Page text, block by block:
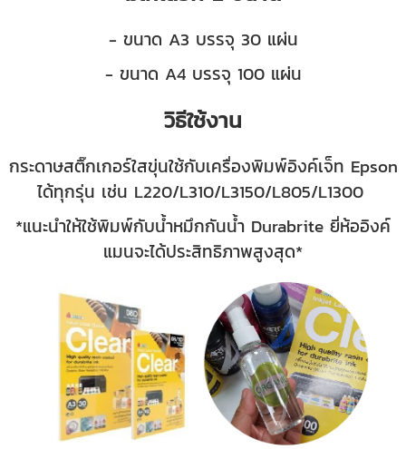
- ขนาด A3 บรรจุ 30 แผ่น
- ขนาด A4 บรรจุ 100 แผ่น
วิธีใช้งาน
กระดาษสติ๊กเกอร์ใสขุ่นใช้กับเครื่องพิมพ์อิงค์เจ็ท Epson
ได้ทุกรุ่น เช่น L220/L310/L3150/L805/L1300
*แนะนำให้ใช้พิมพ์กับน้ำหมึกกันน้ำ Durabrite ยี่ห้ออิงค์
แมนจะได้ประสิทธิภาพสูงสุด*